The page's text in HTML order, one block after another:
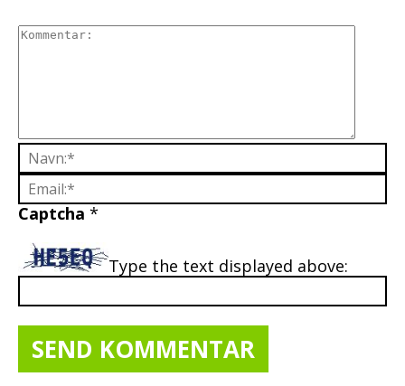
Captcha *
Type the text displayed above: